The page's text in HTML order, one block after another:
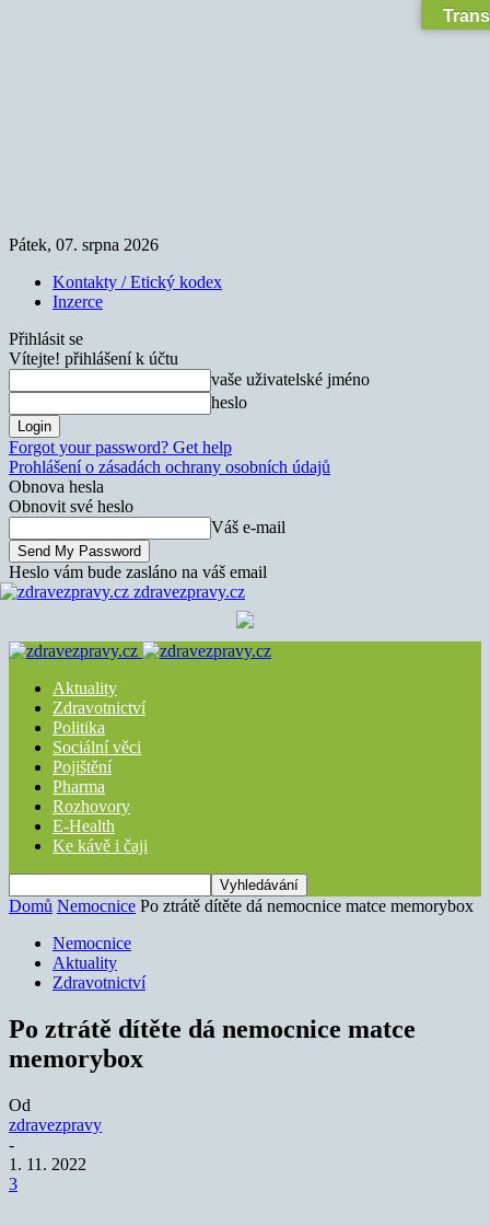
Pátek, 07. srpna 2026
Kontakty / Etický kodex
Inzerce
Přihlásit se
Vítejte! přihlášení k účtu
vaše uživatelské jméno
heslo
Forgot your password? Get help
Prohlášení o zásadách ochrany osobních údajů
Obnova hesla
Obnovit své heslo
Váš e-mail
Heslo vám bude zasláno na váš email
zdravezpravy.cz
Aktuality
Zdravotnictví
Politika
Sociální věci
Pojištění
Pharma
Rozhovory
E-Health
Ke kávě i čaji
Domů Nemocnice Po ztrátě dítěte dá nemocnice matce memorybox
Nemocnice
Aktuality
Zdravotnictví
Po ztrátě dítěte dá nemocnice matce
memorybox
Od
zdravezpravy
-
1. 11. 2022
3